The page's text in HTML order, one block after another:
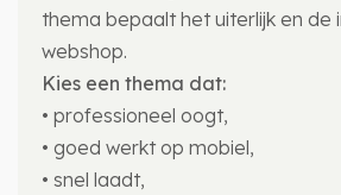
thema bepaalt het uiterlijk en de
webshop.
Kies een thema dat:
• professioneel oogt,
• goed werkt op mobiel,
• snel laadt,